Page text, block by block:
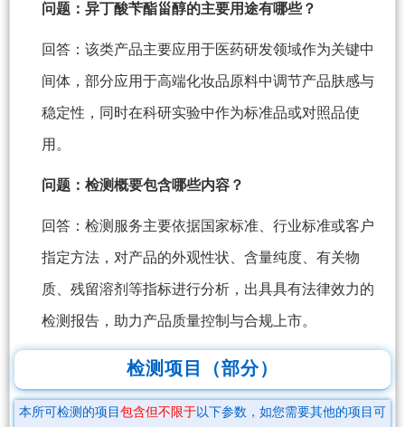
问题：异丁酸苄酯甾醇的主要用途有哪些？
回答：该类产品主要应用于医药研发领域作为关键中
间体，部分应用于高端化妆品原料中调节产品肤感与
稳定性，同时在科研实验中作为标准品或对照品使
用。
问题：检测概要包含哪些内容？
回答：检测服务主要依据国家标准、行业标准或客户
指定方法，对产品的外观性状、含量纯度、有关物
质、残留溶剂等指标进行分析，出具具有法律效力的
检测报告，助力产品质量控制与合规上市。
检测项目（部分）
本所可检测的项目 包含但不限于以下参数，如您需要其他的项目可